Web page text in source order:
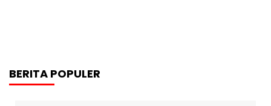
BERITA POPULER